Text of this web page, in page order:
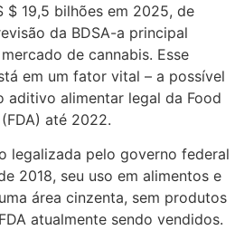
$ 19,5 bilhões em 2025, de
da BDSA-a principal
de cannabis. Esse
em um fator vital – a possível
aditivo alimentar legal da Food
até 2022.
legalizada pelo governo federal
2018, seu uso em alimentos e
área cinzenta, sem produtos
atualmente sendo vendidos.